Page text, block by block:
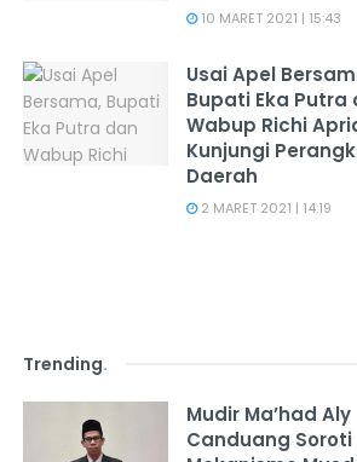
10 MARET 2021 | 15:43
Usai Apel
Bupati Eka Putra
Wabup Richi
Kunjungi
Daerah
2 MARET 2021 | 14:19
Trending.
Mudir Ma’had Aly
Canduang Soroti